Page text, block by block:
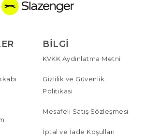
BILGI
KVKK Aydınlatma Metni
Gizlilik ve Güvenlik
Politikası
Mesafeli Satış Sözleşmesi
İptal ve İade Koşulları